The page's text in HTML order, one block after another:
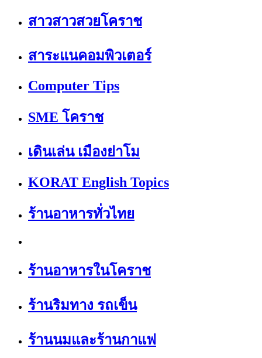
สาวสาวสวยโคราช
สาระแนคอมพิวเตอร์
Computer Tips
SME โคราช
เดินเล่น เมืองย่าโม
KORAT English Topics
ร้านอาหารทั่วไทย
ร้านอาหารในโคราช
ร้านริมทาง รถเข็น
ร้านนมและร้านกาแฟ